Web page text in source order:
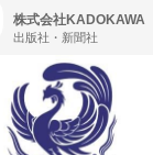
株式会社KADOKAWA
出版社・新聞社